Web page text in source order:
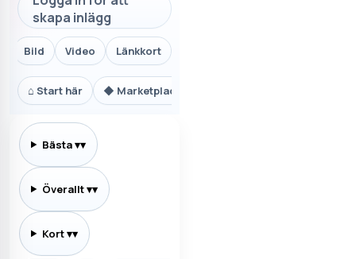
skapa inlägg
Bild Video Länkkort
⌂ Start här ◆ Marketplace.se
Bästa▾
Överallt▾
Kort▾